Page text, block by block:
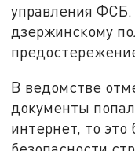
управления
дзержинскому
В ведомстве
документы
интернет, то